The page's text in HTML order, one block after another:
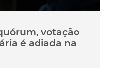
votação
é adiada na